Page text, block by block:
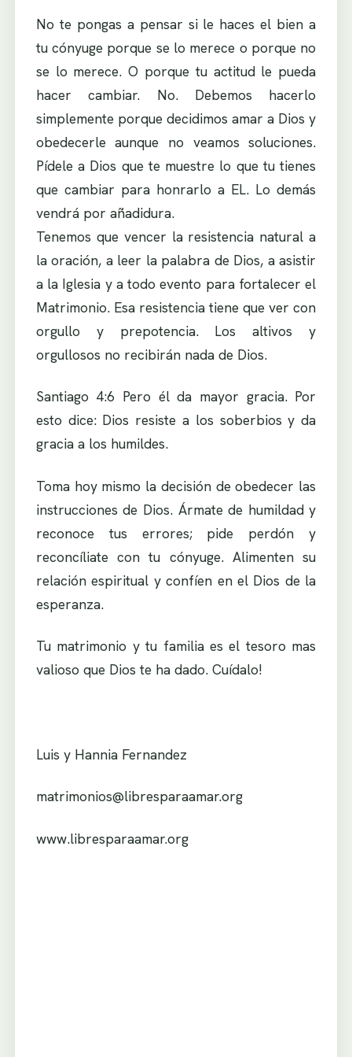
No te pongas a pensar si le haces el bien a
tu cónyuge porque se lo merece o porque no
se lo merece. O porque tu actitud le pueda
hacer cambiar. No. Debemos hacerlo
simplemente porque decidimos amar a Dios y
obedecerle aunque no veamos soluciones.
Pídele a Dios que te muestre lo que tu tienes
que cambiar para honrarlo a EL. Lo demás
vendrá por añadidura.
Tenemos que vencer la resistencia natural a
la oración, a leer la palabra de Dios, a asistir
a la Iglesia y a todo evento para fortalecer el
Matrimonio. Esa resistencia tiene que ver con
orgullo y prepotencia. Los altivos y
orgullosos no recibirán nada de Dios.
Santiago 4:6 Pero él da mayor gracia. Por
esto dice: Dios resiste a los soberbios y da
gracia a los humildes.
Toma hoy mismo la decisión de obedecer las
instrucciones de Dios. Ármate de humildad y
reconoce tus errores; pide perdón y
reconcíliate con tu cónyuge. Alimenten su
relación espiritual y confíen en el Dios de la
esperanza.
Tu matrimonio y tu familia es el tesoro mas
valioso que Dios te ha dado. Cuídalo!
Luis y Hannia Fernandez
matrimonios@libresparaamar.org
www.libresparaamar.org